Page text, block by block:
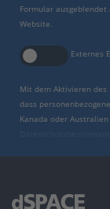
Formular
Website.
Externes
Mit dem Aktivieren des
dass
Kanada oder